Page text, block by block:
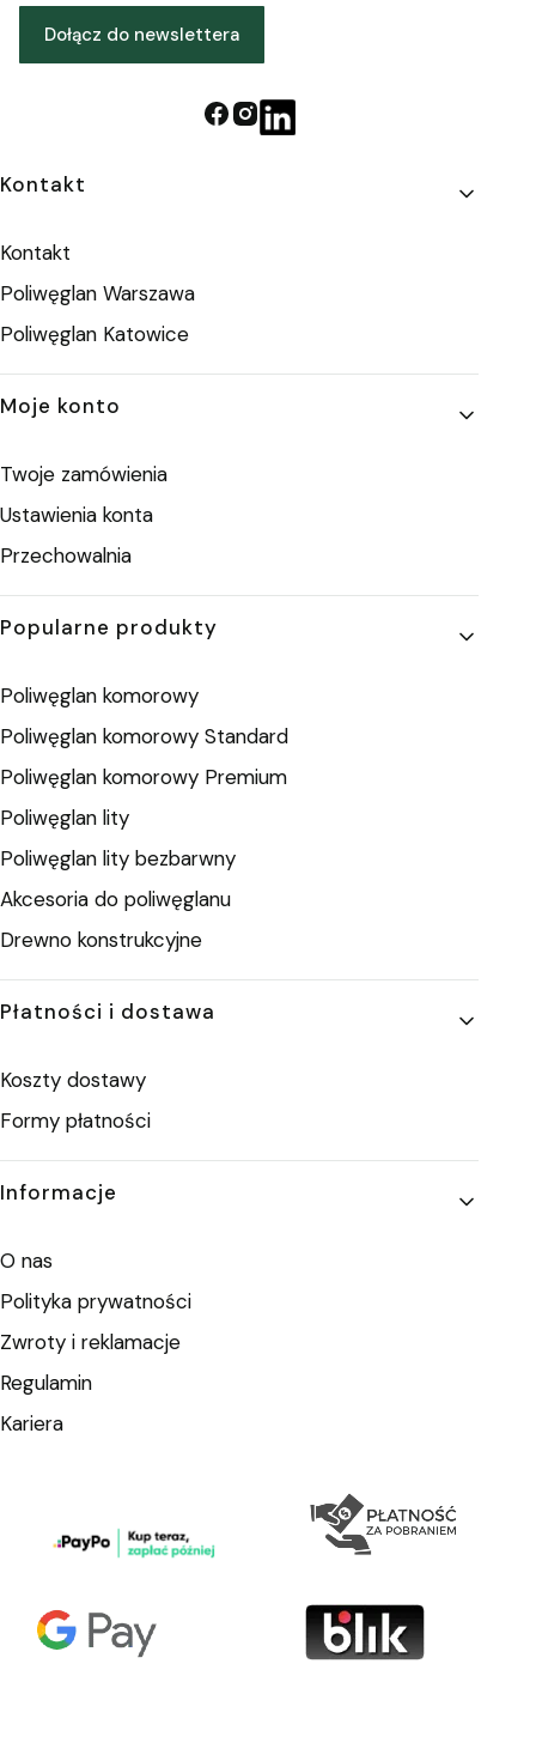
Dołącz do newslettera
Linki w stopce
Kontakt
Kontakt
Poliwęglan Warszawa
Poliwęglan Katowice
Moje konto
Twoje zamówienia
Ustawienia konta
Przechowalnia
Popularne produkty
Poliwęglan komorowy
Poliwęglan komorowy Standard
Poliwęglan komorowy Premium
Poliwęglan lity
Poliwęglan lity bezbarwny
Akcesoria do poliwęglanu
Drewno konstrukcyjne
Płatności i dostawa
Koszty dostawy
Formy płatności
Informacje
O nas
Polityka prywatności
Zwroty i reklamacje
Regulamin
Kariera